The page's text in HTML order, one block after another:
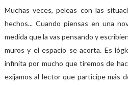
Muchas veces, peleas con las
hechos... Cuando piensas en una
medida que la vas pensando y
muros y el espacio se acorta. Es
infinita por mucho que tiremos de
exijamos al lector que participe más